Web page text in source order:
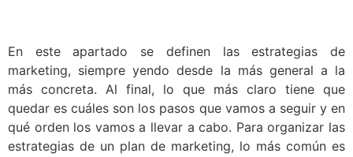
En este apartado se definen las estrategias de
marketing, siempre yendo desde la más general a la
más concreta. Al final, lo que más claro tiene que
quedar es cuáles son los pasos que vamos a seguir y en
qué orden los vamos a llevar a cabo. Para organizar las
estrategias de un plan de marketing, lo más común es